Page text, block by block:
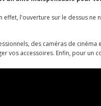
effet, l'ouverture sur le dessus
des caméras de cinéma
vos accessoires. Enfin, pour un